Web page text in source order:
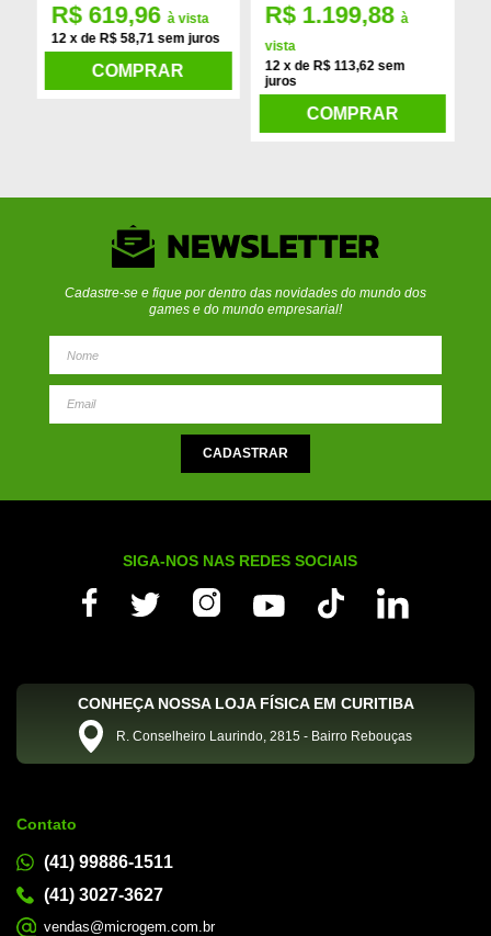
R$ 619,96à vista
12 x de R$ 58,71 sem juros
COMPRAR
R$ 1.199,88à
vista
12 x de R$ 113,62 sem
juros
COMPRAR
Cadastre-se e fique por dentro das novidades do mundo dos
games e do mundo empresarial!
SIGA-NOS NAS REDES SOCIAIS
CONHEÇA NOSSA LOJA FÍSICA EM CURITIBA
R. Conselheiro Laurindo, 2815 - Bairro Rebouças
Contato
(41) 99886-1511
(41) 3027-3627
vendas@microgem.com.br